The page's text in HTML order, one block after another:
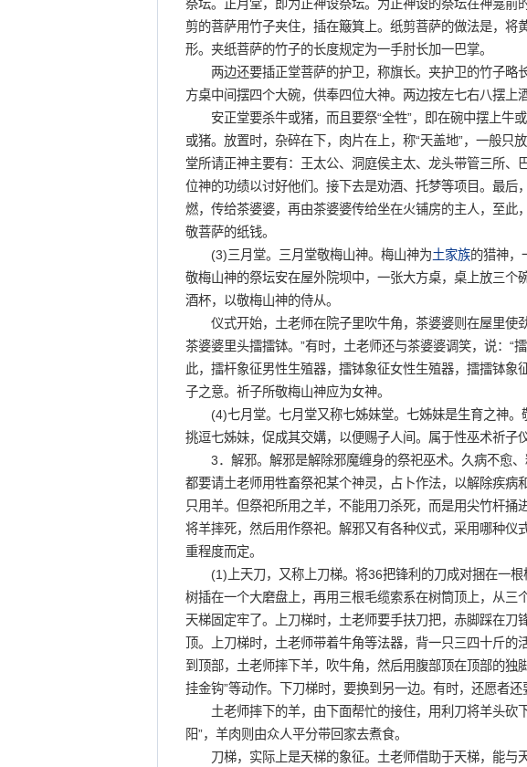
祭坛。正月堂，即为正神设祭坛。为正神设的祭坛在神龛前
剪的菩萨用竹子夹住，插在簸箕上。纸剪菩萨的做法是，将
形。夹纸菩萨的竹子的长度规定为一手肘长加一巴掌。
两边还要插正堂菩萨的护卫，称旗长。夹护卫的竹子略
方桌中间摆四个大碗，供奉四位大神。两边按左七右八摆上
安正堂要杀牛或猪，而且要祭“全牲”，即在碗中摆上牛
或猪。放置时，杂碎在下，肉片在上，称“天盖地”，一般只
堂所请正神主要有：王太公、洞庭侯主太、龙头带管三所、
位神的功绩以讨好他们。接下去是劝酒、托梦等项目。最后
燃，传给茶婆婆，再由茶婆婆传给坐在火铺房的主人，至此
敬菩萨的纸钱。
(3)三月堂。三月堂敬梅山神。梅山神为土家族的猎神，
敬梅山神的祭坛安在屋外院坝中，一张大方桌，桌上放三个
酒杯，以敬梅山神的侍从。
仪式开始，土老师在院子里吹牛角，茶婆婆则在屋里使劲
茶婆婆里头擂擂钵。”有时，土老师还与茶婆婆调笑，说：“
此，擂杆象征男性生殖器，擂钵象征女性生殖器，擂擂钵象
子之意。祈子所敬梅山神应为女神。
(4)七月堂。七月堂又称七姊妹堂。七姊妹是生育之神。
挑逗七姊妹，促成其交媾，以便赐子人间。属于性巫术祈子
3．解邪。解邪是解除邪魔缠身的祭祀巫术。久病不愈、
都要请土老师用牲畜祭祀某个神灵，占卜作法，以解除疾病
只用羊。但祭祀所用之羊，不能用刀杀死，而是用尖竹杆捅
将羊摔死，然后用作祭祀。解邪又有各种仪式，采用哪种仪
重程度而定。
(1)上天刀，又称上刀梯。将36把锋利的刀成对捆在一根
树插在一个大磨盘上，再用三根毛缆索系在树筒顶上，从三
天梯固定牢了。上刀梯时，土老师要手扶刀把，赤脚踩在刀
顶。上刀梯时，土老师带着牛角等法器，背一只三四十斤的
到顶部，土老师摔下羊，吹牛角，然后用腹部顶在顶部的独
挂金钩”等动作。下刀梯时，要换到另一边。有时，还愿者还
土老师摔下的羊，由下面帮忙的接住，用利刀将羊头砍
阳”，羊肉则由众人平分带回家去煮食。
刀梯，实际上是天梯的象征。土老师借助于天梯，能与